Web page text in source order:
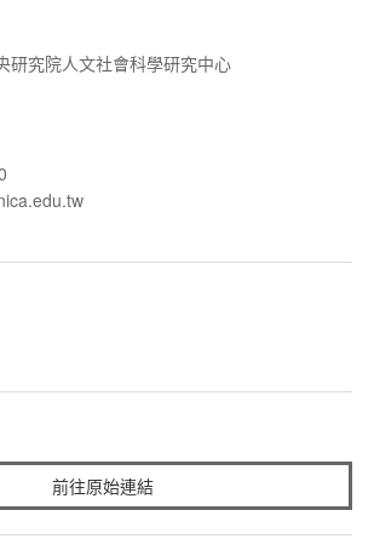
研究院人文社會科學研究中心
前往原始連結